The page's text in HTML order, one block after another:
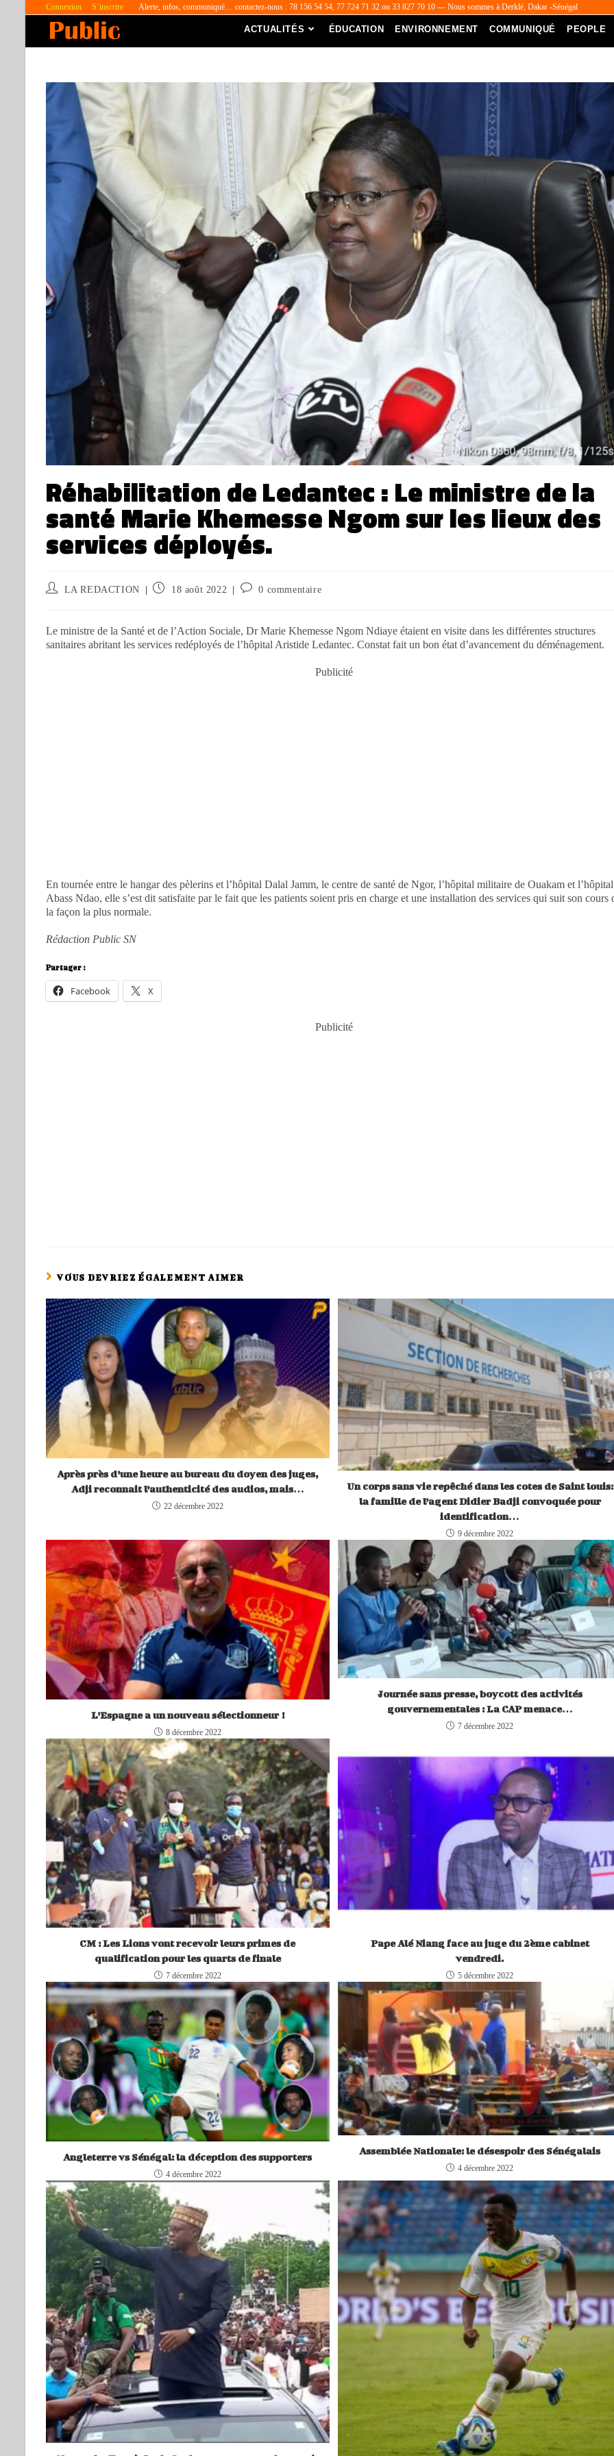
Connexion S’inscrire Alerte, infos, communiqué… contactez-nous : 78 156 54 54, 77 724 71 32 ou 33 827 70 10 --- Nous sommes à Derklé, Dakar -Sénégal
ACTUALITÉS ÉDUCATION ENVIRONNEMENT COMMUNIQUÉ PEOPLE
Réhabilitation de Ledantec : Le ministre de la
santé Marie Khemesse Ngom sur les lieux des
services déployés.
LA REDACTION 18 août 2022 0 commentaire
Le ministre de la Santé et de l’Action Sociale, Dr Marie Khemesse Ngom Ndiaye étaient en visite dans les différentes structures
sanitaires abritant les services redéployés de l’hôpital Aristide Ledantec. Constat fait un bon état d’avancement du déménagement.
Publicité
En tournée entre le hangar des pèlerins et l’hôpital Dalal Jamm, le centre de santé de Ngor, l’hôpital militaire de Ouakam et l’hôpital
Abass Ndao, elle s’est dit satisfaite par le fait que les patients soient pris en charge et une installation des services qui suit son cours
la façon la plus normale.
Rédaction Public SN
Partager :
Facebook X
Publicité
VOUS DEVRIEZ ÉGALEMENT AIMER
Après près d’une heure au bureau du doyen des juges,
Adji reconnait l’authenticité des audios, mais…
22 décembre 2022
Un corps sans vie repêché dans les cotes de Saint louis:
la famille de l’agent Didier Badji convoquée pour
identification…
9 décembre 2022
L’Espagne a un nouveau sélectionneur !
8 décembre 2022
Journée sans presse, boycott des activités
gouvernementales : La CAP menace…
7 décembre 2022
CM : Les Lions vont recevoir leurs primes de
qualification pour les quarts de finale
7 décembre 2022
Pape Alé Niang face au juge du 2ème cabinet
vendredi.
5 décembre 2022
Angleterre vs Sénégal: la déception des supporters
4 décembre 2022
Assemblée Nationale: le désespoir des Sénégalais
4 décembre 2022